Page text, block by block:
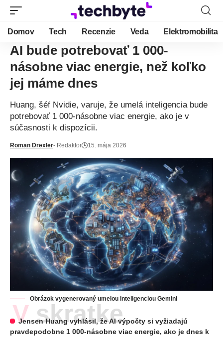
Domov Tech Recenzie Veda Elektromobilita
AI bude potrebovať 1 000-
násobne viac energie, než koľko
jej máme dnes
Huang, šéf Nvidie, varuje, že umelá inteligencia bude
potrebovať 1 000-násobne viac energie, ako je v
súčasnosti k dispozícii.
Roman Drexler- Redaktor 15. mája 2026
Obrázok vygenerovaný umelou inteligenciou Gemini
V skratke
Jensen Huang vyhlásil, že AI výpočty si vyžiadajú
pravdepodobne 1 000-násobne viac energie, ako je dnes k